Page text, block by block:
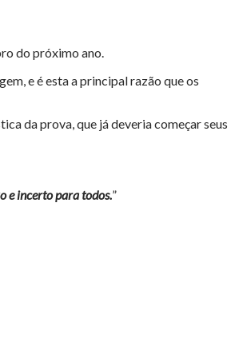
do próximo ano.
e é esta a principal razão que os
da prova, que já deveria começar seus
e incerto para todos.”